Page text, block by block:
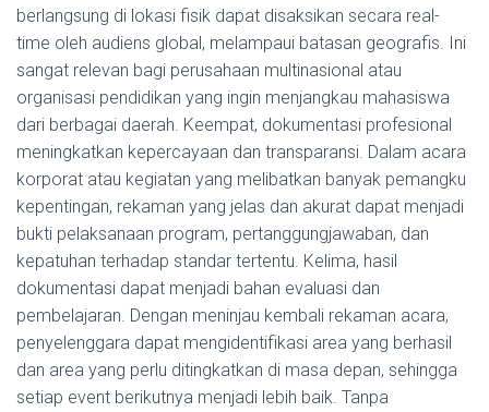
berlangsung di lokasi fisik dapat disaksikan secara real-
time oleh audiens global, melampaui batasan geografis. Ini
sangat relevan bagi perusahaan multinasional atau
organisasi pendidikan yang ingin menjangkau mahasiswa
dari berbagai daerah. Keempat, dokumentasi profesional
meningkatkan kepercayaan dan transparansi. Dalam acara
korporat atau kegiatan yang melibatkan banyak pemangku
kepentingan, rekaman yang jelas dan akurat dapat menjadi
bukti pelaksanaan program, pertanggungjawaban, dan
kepatuhan terhadap standar tertentu. Kelima, hasil
dokumentasi dapat menjadi bahan evaluasi dan
pembelajaran. Dengan meninjau kembali rekaman acara,
penyelenggara dapat mengidentifikasi area yang berhasil
dan area yang perlu ditingkatkan di masa depan, sehingga
setiap event berikutnya menjadi lebih baik. Tanpa